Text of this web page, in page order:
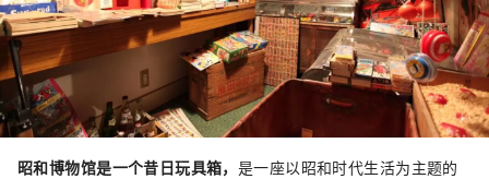
昭和博物馆是一个昔日玩具箱， 是一座以昭和时代生活为主题的